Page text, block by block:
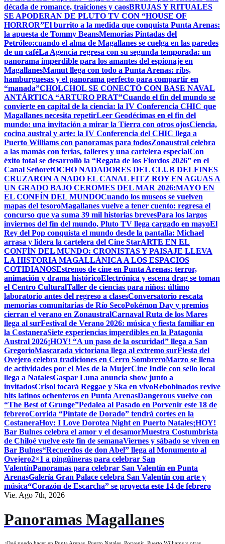
década de romance, traiciones y caosBRUJAS Y RITUALES
SE APODERAN DE PLUTO TV CON “HOUSE OF
HORROR”El burrito a la medida que conquista Punta Arenas:
la apuesta de Tommy BeansMemorias Pintadas del
Petróleo:cuando el alma de Magallanes se cuelga en las paredes
de un caféLa Agencia regresa con su segunda temporada: un
panorama imperdible para los amantes del espionaje en
MagallanesMamut llega con todo a Punta Arenas: ribs,
hamburguesas y el panorama perfecto para compartir en
“manada”CHOLCHOL SE CONECTÓ CON BASE NAVAL
ANTÁRTICA “ARTURO PRAT”Cuando el fin del mundo se
convierte en capital de la ciencia: la IV Conferencia CHIC que
Magallanes necesita repetirLeer Geodécimas en el fin del
mundo: una invitación a mirar la Tierra con otros ojosCiencia,
cocina austral y arte: la IV Conferencia del CHIC llega a
Puerto Williams con panoramas para todosZonaustral celebra
a las mamás con ferias, talleres y una cartelera especialCon
éxito total se desarrolló la “Regata de los Fiordos 2026” en el
Canal SeñoretOCHO NADADORES DEL CLUB DELFINES
CRUZARON A NADO EL CANAL FITZ ROY EN AGUAS A
UN GRADO BAJO CEROMES DEL MAR 2026:MAYO EN
EL CONFÍN DEL MUNDOCuando los museos se vuelven
mapas del tesoroMagallanes vuelve a tener cuento: regresa el
concurso que ya suma 39 mil historias brevesPara los largos
inviernos del fin del mundo, Pluto TV llega cargado en mayoEl
Rey del Pop conquista el mundo desde la pantalla: Michael
arrasa y lidera la cartelera del Cine StarARTE EN EL
CONFÍN DEL MUNDO: CRONISTAS Y PAISAJE LLEVA
LA HISTORIA MAGALLÁNICA A LOS ESPACIOS
COTIDIANOSEstrenos de cine en Punta Arenas: terror,
animación y drama históricoElectrónica y escena drag se toman
el Centro CulturalTaller de ciencias para niños: último
laboratorio antes del regreso a clasesConversatorio rescata
memorias comunitarias de Río SecoPokémon Day y premios
cierran el verano en ZonaustralCarnaval Ruta de los Mares
llega al surFestival de Verano 2026: música y fiesta familiar en
la CostaneraSiete experiencias imperdibles en la Patagonia
Austral 2026¡HOY! “A un paso de la oscuridad” llega a San
GregorioMascarada victoriana llega al extremo surFiesta del
Ovejero celebra tradiciones en Cerro SombreroMarzo se llena
de actividades por el Mes de la MujerCine Indie con sello local
llega a NatalesGaspar Luna anuncia show junto a
invitadosCrisol tocará Reggae y Ska en vivoRebobinados revive
hits latinos ochenteros en Punta ArenasDangerous vuelve con
“The Best of Grunge”Pedalea al Pasado en Porvenir este 18 de
febreroCorrida “Píntate de Dorado” tendrá cortes en la
CostaneraHoy: I Love Dorotea Night en Puerto Natales¡HOY!
Bar Bulnes celebra el amor y el desamorMuestra Costumbrista
de Chiloé vuelve este fin de semanaViernes y sábado se viven en
Bar Bulnes“Recuerdos de don Abel” llega al Monumento al
Ovejero2×1 a pingüineras para celebrar San
ValentínPanoramas para celebrar San Valentín en Punta
ArenasGalería Gran Palace celebra San Valentín con arte y
música“Corazón de Escarcha” se proyecta este 14 de febrero
Vie. Ago 7th, 2026
Panoramas Magallanes